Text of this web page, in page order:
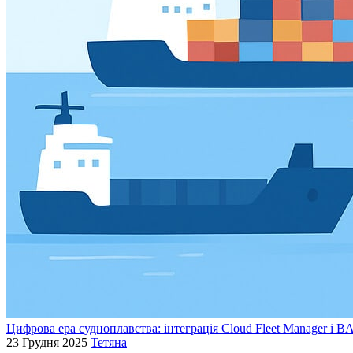
Цифрова ера судноплавства: інтеграція Cloud Fleet Manager і
23 Грудня 2025 Тетяна